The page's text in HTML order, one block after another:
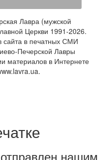
Лавра (мужской
Церкви 1991-2026.
сайта в печатных СМИ
Печерской Лавры
материалов в Интернете
нашим